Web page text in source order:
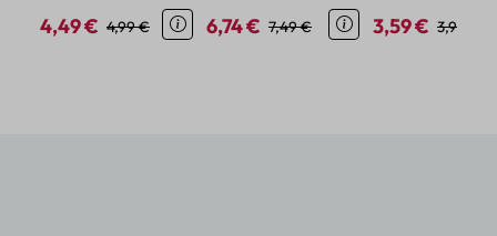
Verkaufspreis:
4,49 € Regulärer Preis:
4,99 €
Verkaufspreis:
6,74 € Regulärer Preis:
7,49 €
Design
Verkaufspreis:
3,59 € 3,99 €